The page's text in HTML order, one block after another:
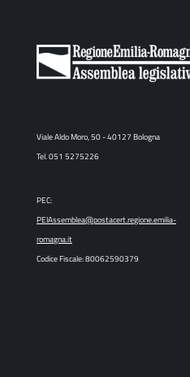
Viale Aldo Moro, 50 - 40127 Bologna
Tel. 051 5275226
PEC:
PEIAssemblea@postacert.regione.emilia-
romagna.it
Codice Fiscale: 80062590379